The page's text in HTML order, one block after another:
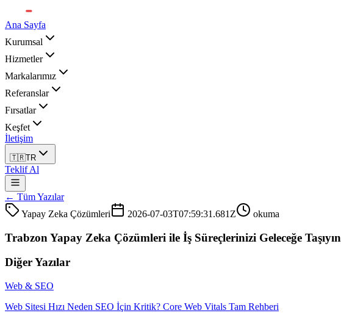
Ana Sayfa
Kurumsal
Hizmetler
Markalarımız
Referanslar
Fırsatlar
Keşfet
İletişim
🇹🇷TR
Teklif Al
← Tüm Yazılar
Yapay Zeka Çözümleri
2026-07-03T07:59:31.681Z okuma
Trabzon Yapay Zeka Çözümleri ile İş Süreçlerinizi Geleceğe Taşıyın
Diğer Yazılar
Web & SEO
Web Sitesi Hızı Neden SEO İçin Kritik? Core Web Vitals Tam Rehberi